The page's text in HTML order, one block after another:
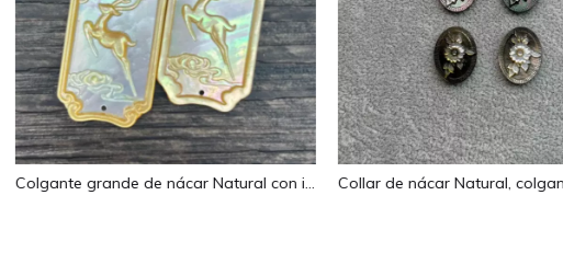
Colgante grande de nácar Natural con imagen de animal, cuadrado de corte para collar con cabujón de diseño en relieve de concha amarilla